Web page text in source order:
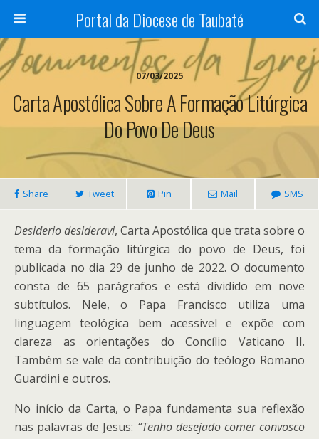
Portal da Diocese de Taubaté
07/03/2025
Carta Apostólica Sobre A Formação Litúrgica
Do Povo De Deus
Share Tweet Pin Mail SMS
Desiderio desideravi, Carta Apostólica que trata sobre o
tema da formação litúrgica do povo de Deus, foi
publicada no dia 29 de junho de 2022. O documento
consta de 65 parágrafos e está dividido em nove
subtítulos. Nele, o Papa Francisco utiliza uma
linguagem teológica bem acessível e expõe com
clareza as orientações do Concílio Vaticano II.
Também se vale da contribuição do teólogo Romano
Guardini e outros.
No início da Carta, o Papa fundamenta sua reflexão
nas palavras de Jesus: “Tenho desejado comer convosco